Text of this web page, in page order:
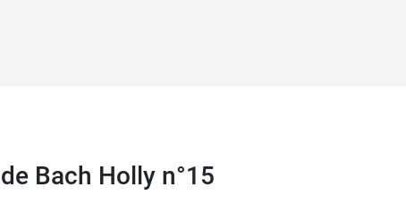
Bach Holly n°15